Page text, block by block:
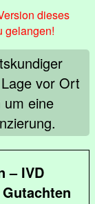
dieses
gelangen!
vor Ort
eine
– IVD